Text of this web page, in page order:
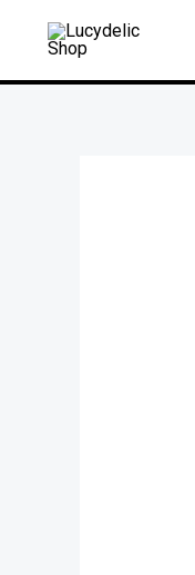
contenu